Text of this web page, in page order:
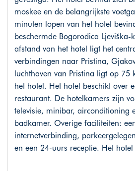
moskee en de belangrijkste
minuten lopen van het hotel
beschermde Bogorodica
afstand van het hotel ligt het
verbindingen naar Pristina,
luchthaven van Pristina ligt op 75
het hotel. Het hotel beschikt over
restaurant. De hotelkamers zijn
televisie, minibar, airconditioning
badkamer. Overige faciliteiten:
internetverbinding,
en een 24-uurs receptie. Het